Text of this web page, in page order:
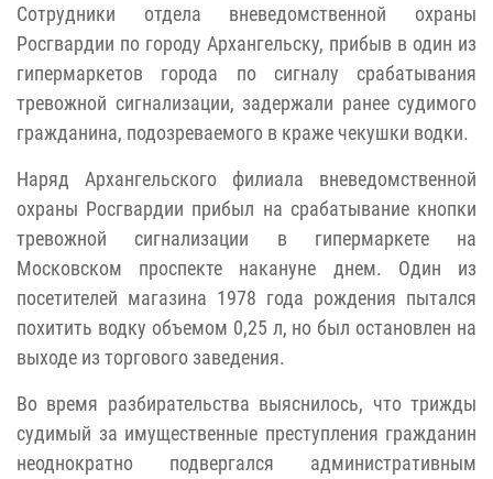
Сотрудники отдела вневедомственной охраны
Росгвардии по городу Архангельску, прибыв в один из
гипермаркетов города по сигналу срабатывания
тревожной сигнализации, задержали ранее судимого
гражданина, подозреваемого в краже чекушки водки.
Наряд Архангельского филиала вневедомственной
охраны Росгвардии прибыл на срабатывание кнопки
тревожной сигнализации в гипермаркете на
Московском проспекте накануне днем. Один из
посетителей магазина 1978 года рождения пытался
похитить водку объемом 0,25 л, но был остановлен на
выходе из торгового заведения.
Во время разбирательства выяснилось, что трижды
судимый за имущественные преступления гражданин
неоднократно подвергался административным